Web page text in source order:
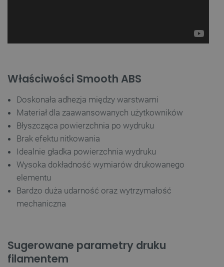
Właściwości Smooth ABS
Doskonała adhezja między warstwami
Materiał dla zaawansowanych użytkowników
Błyszcząca powierzchnia po wydruku
Brak efektu nitkowania
Idealnie gładka powierzchnia wydruku
Wysoka dokładność wymiarów drukowanego
elementu
Bardzo duża udarność oraz wytrzymałość
mechaniczna
Sugerowane parametry druku
filamentem